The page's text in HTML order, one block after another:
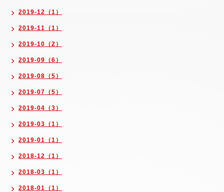
2019-12（1）
2019-11（1）
2019-10（2）
2019-09（6）
2019-08（5）
2019-07（5）
2019-04（3）
2019-03（1）
2019-01（1）
2018-12（1）
2018-03（1）
2018-01（1）